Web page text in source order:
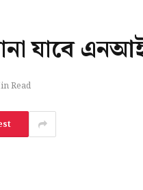
যাবে
Read